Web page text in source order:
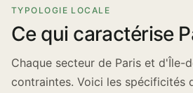
TYPOLOGIE LOCALE
Ce qui caractérise
Chaque secteur de Paris et d'Île-
contraintes. Voici les spécificités